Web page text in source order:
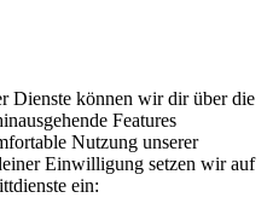
Dienste können wir dir über die
Features
Nutzung unserer
Einwilligung setzen wir auf
ein: